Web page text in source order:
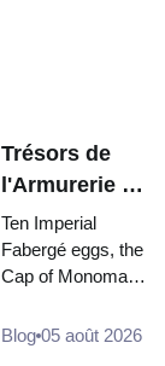
Trésors de
l'Armurerie du
Kremlin :
œufs Fabergé,
trônes et
couronnement
Ten Imperial
Fabergé eggs, the
Cap of Monomakh,
of two boy tsars
Blog 05 août 2026